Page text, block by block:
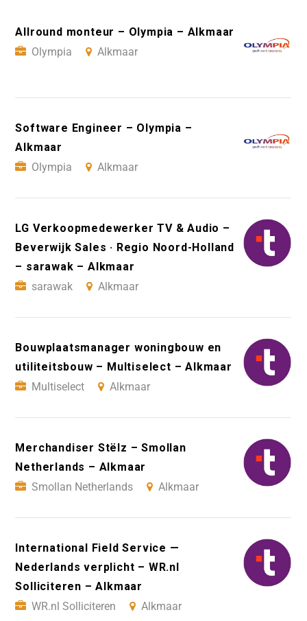
Allround monteur – Olympia – Alkmaar
Olympia
Alkmaar
Software Engineer – Olympia –
Alkmaar
Olympia
Alkmaar
LG Verkoopmedewerker TV & Audio –
Beverwijk Sales · Regio Noord-Holland
– sarawak – Alkmaar
sarawak
Alkmaar
Bouwplaatsmanager woningbouw en
utiliteitsbouw – Multiselect – Alkmaar
Multiselect
Alkmaar
Merchandiser Stëlz – Smollan
Netherlands – Alkmaar
Smollan Netherlands
Alkmaar
International Field Service —
Nederlands verplicht – WR.nl
Solliciteren – Alkmaar
WR.nl Solliciteren
Alkmaar